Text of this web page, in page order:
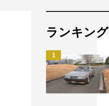
ランキング
1